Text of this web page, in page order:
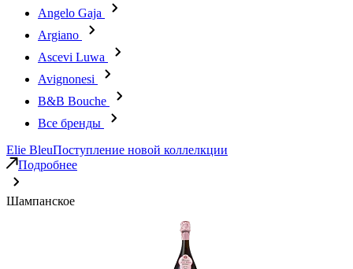
Angelo Gaja
Argiano
Ascevi Luwa
Avignonesi
B&B Bouche
Все бренды
Elie BleuПоступление новой коллелкции
Подробнее
Шампанское